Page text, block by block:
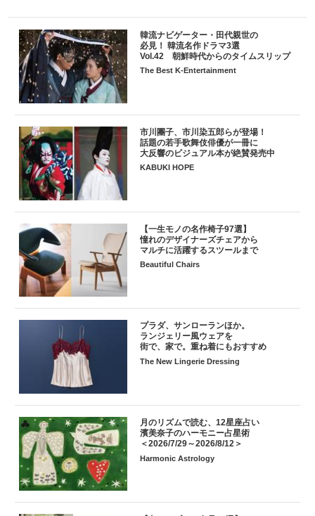
韓流ナビゲーター・田代親世の
必見！ 韓流名作ドラマ3選
Vol.42 朝鮮時代からのタイムスリップ
The Best K-Entertainment
市川團子、市川染五郎らが登場！
話題の若手歌舞伎俳優が一冊に
大反響のビジュアル本が絶賛発売中
KABUKI HOPE
【一生モノの名作椅子97選】
憧れのデザイナーズチェアから
マルチに活躍するスツールまで
Beautiful Chairs
プラダ、サンローランほか。
ランジェリー風ウェアを
街で、家で。重ね着にもおすすめ
The New Lingerie Dressing
月のリズムで読む、12星座占い
濱美奈子のハーモニー占星術
＜2026/7/29～2026/8/12＞
Harmonic Astrology